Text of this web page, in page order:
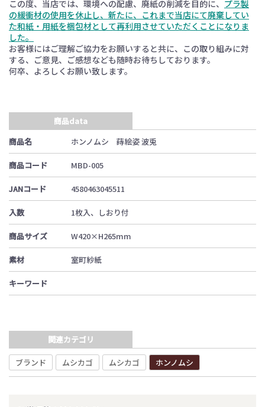
この度、当店では、環境への配慮、廃紙の削減を目的に、 プラ製
の緩衝材の使用を休止し、新たに、これまで当店にて廃棄してい
た和紙・用紙を梱包材として再利用させていただくことになりま
した。
お客様にはご理解ご協力をお願いすると共に、この取り組みに対
する、ご意見、ご感想なども随時お待ちしております。
何卒、よろしくお願い致します。
商品data
商品名
ホンノムシ 蒔絵姿 波兎
商品コード MBD-005
JANコード 4580463045511
入数 1枚入、しおり付
商品サイズ W420×H265mm
素材 室町紗紙
キーワード
関連カテゴリ
ブランド ムシカゴ ムシカゴ ホンノムシ